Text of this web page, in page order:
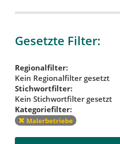
Gesetzte Filter:
Regionalfilter:
Kein Regionalfilter gesetzt
Stichwortfilter:
Kein Stichwortfilter gesetzt
Kategoriefilter:
Malerbetriebe